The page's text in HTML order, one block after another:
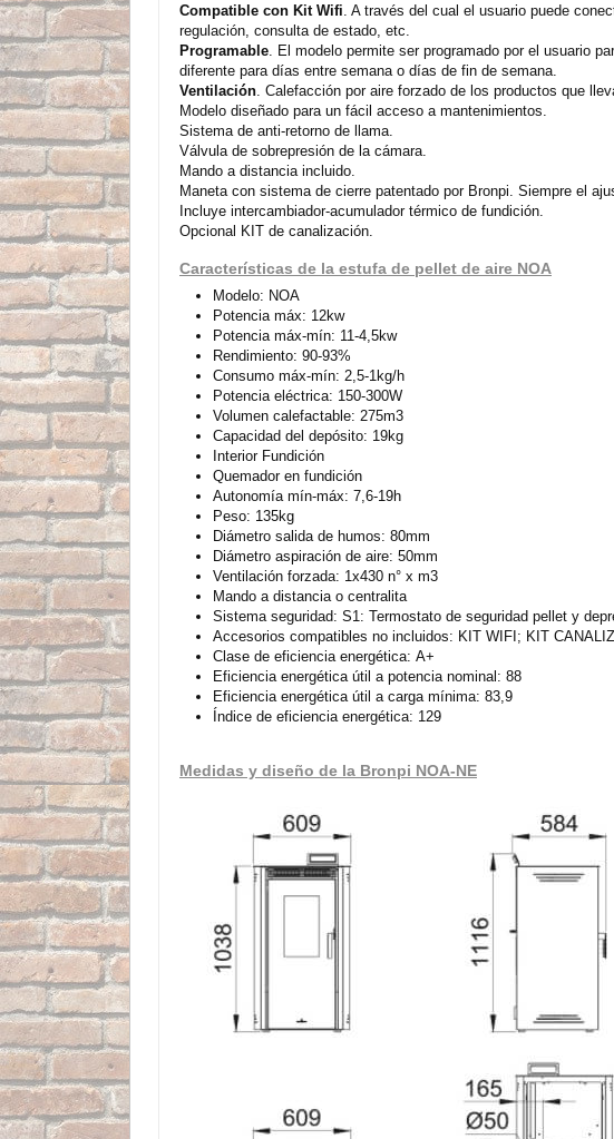
Compatible con Kit Wifi. A través del cual el usuario puede
regulación, consulta de estado, etc.
Programable. El modelo permite ser programado por el usuario
diferente para días entre semana o días de fin de semana.
Ventilación. Calefacción por aire forzado de los productos que
Modelo diseñado para un fácil acceso a mantenimientos.
Sistema de anti-retorno de llama.
Válvula de sobrepresión de la cámara.
Mando a distancia incluido.
Maneta con sistema de cierre patentado por Bronpi. Siempre el
Incluye intercambiador-acumulador térmico de fundición.
Opcional KIT de canalización.
Características de la estufa de pellet de aire NOA
Modelo: NOA
Potencia máx: 12kw
Potencia máx-mín: 11-4,5kw
Rendimiento: 90-93%
Consumo máx-mín: 2,5-1kg/h
Potencia eléctrica: 150-300W
Volumen calefactable: 275m3
Capacidad del depósito: 19kg
Interior Fundición
Quemador en fundición
Autonomía mín-máx: 7,6-19h
Peso: 135kg
Diámetro salida de humos: 80mm
Diámetro aspiración de aire: 50mm
Ventilación forzada: 1x430 n° x m3
Mando a distancia o centralita
Sistema seguridad: S1: Termostato de seguridad pellet y
Accesorios compatibles no incluidos: KIT WIFI; KIT
Clase de eficiencia energética: A+
Eficiencia energética útil a potencia nominal: 88
Eficiencia energética útil a carga mínima: 83,9
Índice de eficiencia energética: 129
Medidas y diseño de la Bronpi NOA-NE